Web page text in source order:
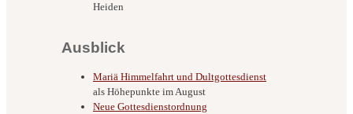
Heiden
Ausblick
Mariä Himmelfahrt und Dultgottesdienst
als Höhepunkte im August
Neue Gottesdienstordnung